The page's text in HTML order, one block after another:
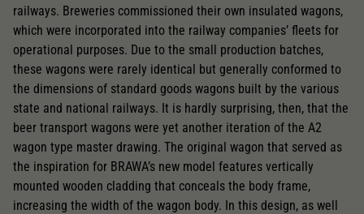
railways. Breweries commissioned their own insulated wagons,
which were incorporated into the railway companies’ fleets for
operational purposes. Due to the small production batches,
these wagons were rarely identical but generally conformed to
the dimensions of standard goods wagons built by the various
state and national railways. It is hardly surprising, then, that the
beer transport wagons were yet another iteration of the A2
wagon type master drawing. The original wagon that served as
the inspiration for BRAWA’s new model features vertically
mounted wooden cladding that conceals the body frame,
increasing the width of the wagon body. In this design, as well